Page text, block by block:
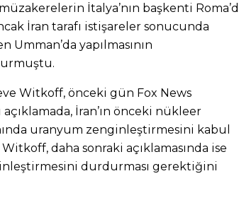
İtalya’nın başkenti
İran tarafı istişareler sonucunda
yapılmasının
Witkoff, önceki gün Fox News
İran’ın önceki nükleer
uranyum zenginleştirmesini kabul
daha sonraki açıklamasında ise
durdurması gerektiğini